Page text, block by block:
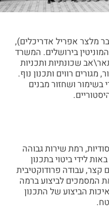
מלצר אפריל אדריכלים),
בירושלים. המשרד
שכונתיות ותכניות
מגורים רווים ותכנון נוף.
בשימור ושחזור מבנים
רמת שירות גבוהה
לידי ביטוי בתכנון
קצר, עבודה פרודוקטיבית
המסמכים לביצוע ברמה
הביצוע של התכנון